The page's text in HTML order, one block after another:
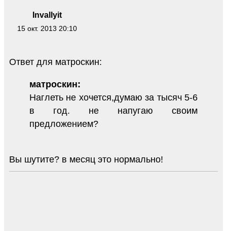
Invallyit
15 окт. 2013 20:10
Ответ для матроскин:
матроскин:
Наглеть не хочется,думаю за тысяч 5-6
в год. не напугаю своим
предложением?
Вы шутите? в месяц это нормально!